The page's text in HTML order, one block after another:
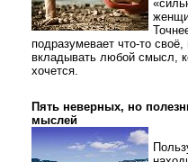
подразумевает что-то
вкладывать любой смысл,
хочется.
Пять неверных, но
мыслей